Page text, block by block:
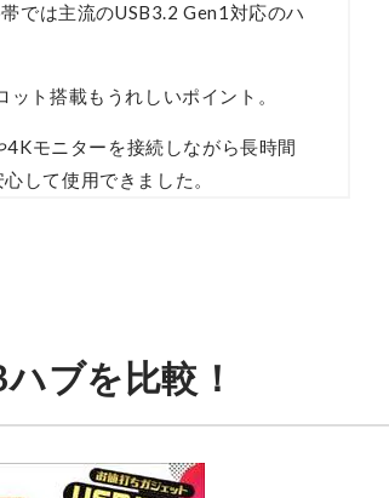
では主流のUSB3.2 Gen1対応のハ
ト搭載もうれしいポイント。
モニターを接続しながら長時間
して使用できました。
ブを比較！